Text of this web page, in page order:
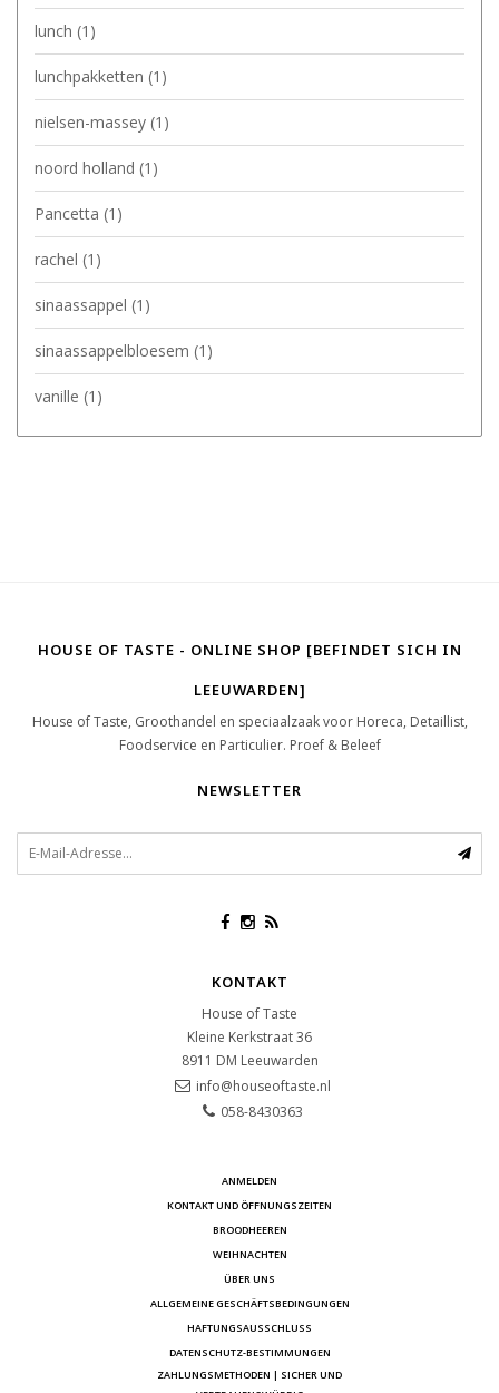
lunch (1)
lunchpakketten (1)
nielsen-massey (1)
noord holland (1)
Pancetta (1)
rachel (1)
sinaassappel (1)
sinaassappelbloesem (1)
vanille (1)
HOUSE OF TASTE - ONLINE SHOP [BEFINDET SICH IN
LEEUWARDEN]
House of Taste, Groothandel en speciaalzaak voor Horeca, Detaillist,
Foodservice en Particulier. Proef & Beleef
NEWSLETTER
KONTAKT
House of Taste
Kleine Kerkstraat 36
8911 DM Leeuwarden
info@houseoftaste.nl
058-8430363
ANMELDEN
KONTAKT UND ÖFFNUNGSZEITEN
BROODHEEREN
WEIHNACHTEN
ÜBER UNS
ALLGEMEINE GESCHÄFTSBEDINGUNGEN
HAFTUNGSAUSSCHLUSS
DATENSCHUTZ-BESTIMMUNGEN
ZAHLUNGSMETHODEN | SICHER UND